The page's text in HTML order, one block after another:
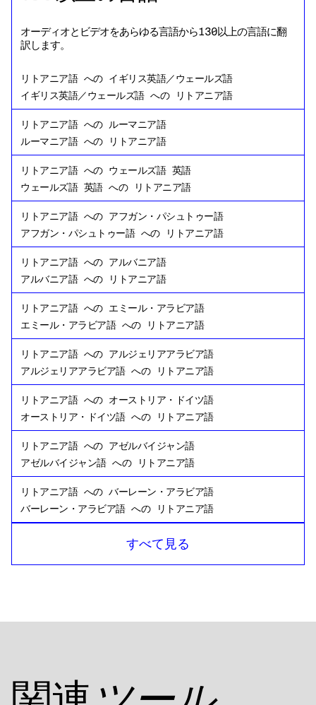
オーディオとビデオをあらゆる言語から130以上の言語に翻
訳します。
リトアニア語への イギリス英語／ウェールズ語
イギリス英語／ウェールズ語への リトアニア語
リトアニア語への ルーマニア語
ルーマニア語への リトアニア語
リトアニア語への ウェールズ語 英語
ウェールズ語 英語への リトアニア語
リトアニア語への アフガン・パシュトゥー語
アフガン・パシュトゥー語への リトアニア語
リトアニア語への アルバニア語
アルバニア語への リトアニア語
リトアニア語への エミール・アラビア語
エミール・アラビア語への リトアニア語
リトアニア語への アルジェリアアラビア語
アルジェリアアラビア語への リトアニア語
リトアニア語への オーストリア・ドイツ語
オーストリア・ドイツ語への リトアニア語
リトアニア語への アゼルバイジャン語
アゼルバイジャン語への リトアニア語
リトアニア語への バーレーン・アラビア語
バーレーン・アラビア語への リトアニア語
バングラデシュ・ベンガル
バングラデシュ・ベンガル
アメリカ英語 への リトアニア語
すべて見る